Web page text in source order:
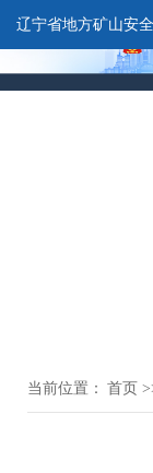
辽宁省地方矿山安
当前位置： 首页